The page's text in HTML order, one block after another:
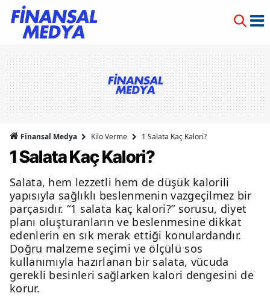
Finansal Medya Kilo Verme 1 Salata Kaç Kalori?
1 Salata Kaç Kalori?
Salata, hem lezzetli hem de düşük kalorili
yapısıyla sağlıklı beslenmenin vazgeçilmez bir
parçasıdır. “1 salata kaç kalori?” sorusu, diyet
planı oluşturanların ve beslenmesine dikkat
edenlerin en sık merak ettiği konulardandır.
Doğru malzeme seçimi ve ölçülü sos
kullanımıyla hazırlanan bir salata, vücuda
gerekli besinleri sağlarken kalori dengesini de
korur.